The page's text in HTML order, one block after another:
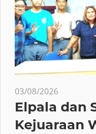
03/08/2026
Elpala dan
Kejuaraan